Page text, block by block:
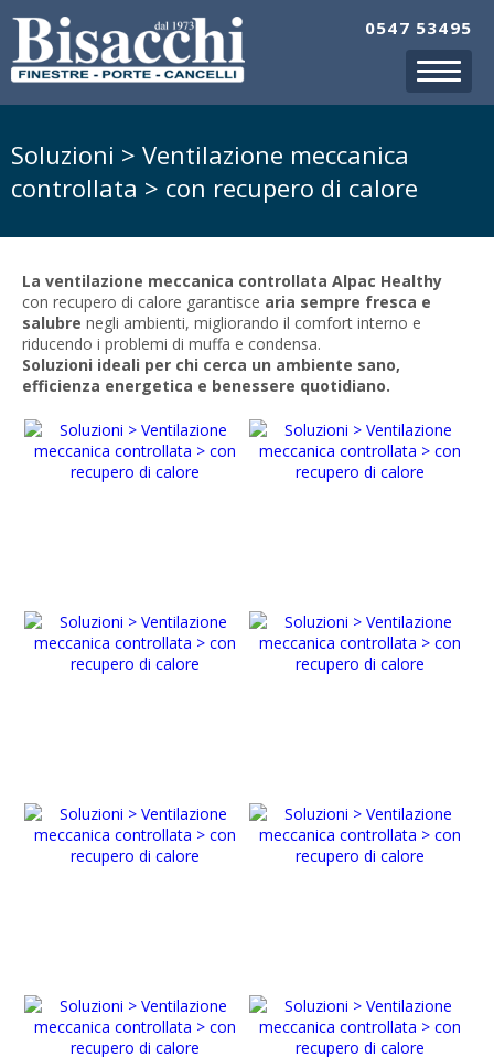
0547 53495
Soluzioni > Ventilazione meccanica
controllata > con recupero di calore
La ventilazione meccanica controllata Alpac Healthy
con recupero di calore garantisce aria sempre fresca e
salubre negli ambienti, migliorando il comfort interno e
riducendo i problemi di muffa e condensa.
Soluzioni ideali per chi cerca un ambiente sano,
efficienza energetica e benessere quotidiano.